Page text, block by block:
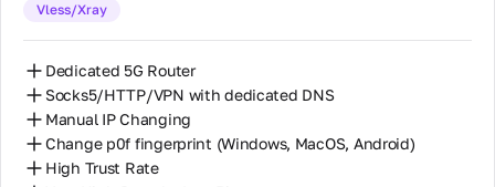
30 Days / ∞ GB / $162.00
Vless/Xray
Dedicated 5G Router
Socks5/HTTP/VPN with dedicated DNS
Manual IP Changing
Change p0f fingerprint (Windows, MacOS, Android)
High Trust Rate